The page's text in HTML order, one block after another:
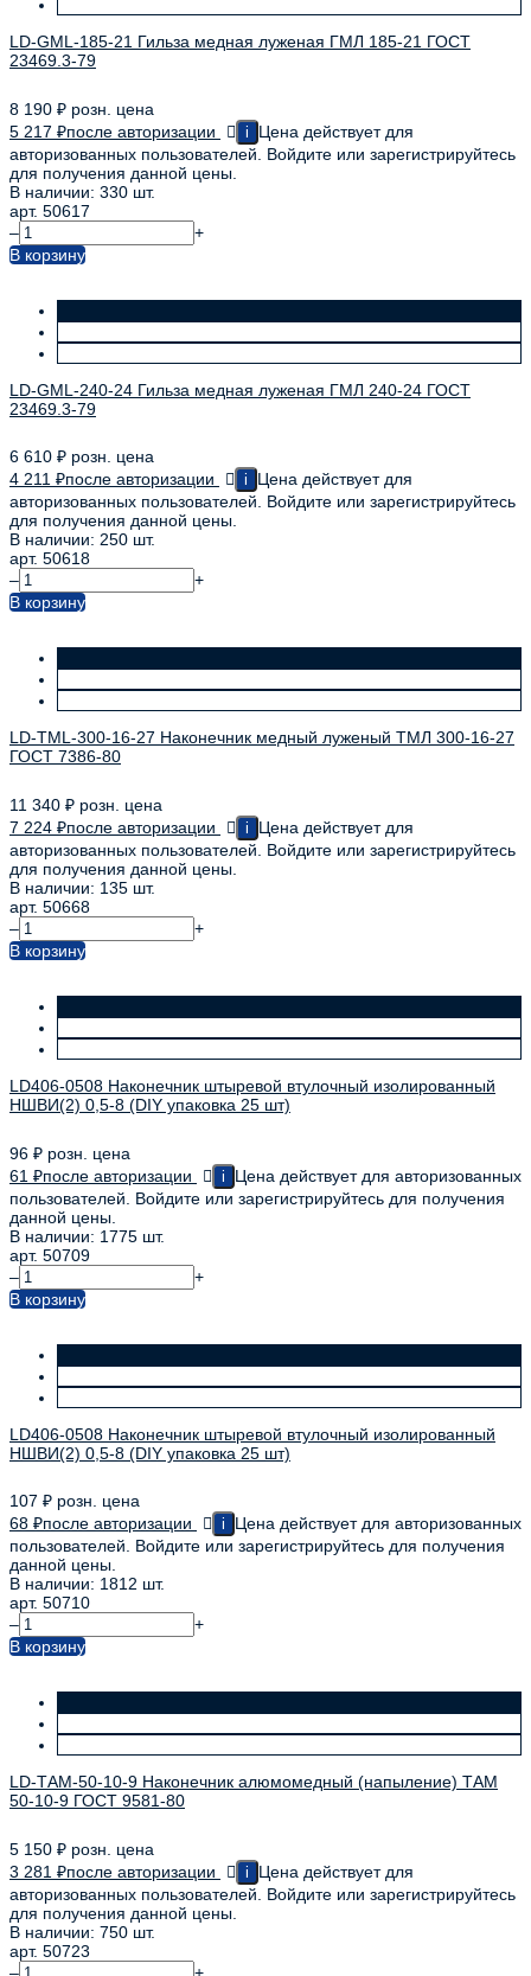
LD-GML-185-21 Гильза медная луженая ГМЛ 185-21 ГОСТ
23469.3-79
8 190 ₽ розн. цена
5 217 ₽после авторизации i
Цена действует для
авторизованных пользователей. Войдите или зарегистрируйтесь
для получения данной цены.
В наличии: 330 шт.
арт. 50617
–
+
В корзину
LD-GML-240-24 Гильза медная луженая ГМЛ 240-24 ГОСТ
23469.3-79
6 610 ₽ розн. цена
4 211 ₽после авторизации i
Цена действует для
авторизованных пользователей. Войдите или зарегистрируйтесь
для получения данной цены.
В наличии: 250 шт.
арт. 50618
–
+
В корзину
LD-TML-300-16-27 Наконечник медный луженый ТМЛ 300-16-27
ГОСТ 7386-80
11 340 ₽ розн. цена
7 224 ₽после авторизации i
Цена действует для
авторизованных пользователей. Войдите или зарегистрируйтесь
для получения данной цены.
В наличии: 135 шт.
арт. 50668
–
+
В корзину
LD406-0508 Наконечник штыревой втулочный изолированный
НШВИ(2) 0,5-8 (DIY упаковка 25 шт)
96 ₽ розн. цена
61 ₽после авторизации i
Цена действует для авторизованных
пользователей. Войдите или зарегистрируйтесь для получения
данной цены.
В наличии: 1775 шт.
арт. 50709
–
+
В корзину
LD406-0508 Наконечник штыревой втулочный изолированный
НШВИ(2) 0,5-8 (DIY упаковка 25 шт)
107 ₽ розн. цена
68 ₽после авторизации i
Цена действует для авторизованных
пользователей. Войдите или зарегистрируйтесь для получения
данной цены.
В наличии: 1812 шт.
арт. 50710
–
+
В корзину
LD-ТАМ-50-10-9 Наконечник алюмомедный (напыление) ТАМ
50-10-9 ГОСТ 9581-80
5 150 ₽ розн. цена
3 281 ₽после авторизации i
Цена действует для
авторизованных пользователей. Войдите или зарегистрируйтесь
для получения данной цены.
В наличии: 750 шт.
арт. 50723